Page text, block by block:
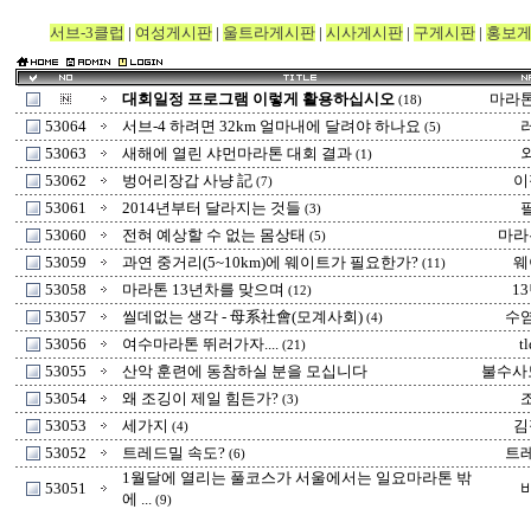
서브-3클럽 | 여성게시판| 울트라게시판| 시사게시판| 구게시판| 홍보
대회일정 프로그램 이렇게 활용하십시오 (18)
마라
53064
서브-4 하려면 32km 얼마내에 달려야 하나요 (5)
53063
새해에 열린 샤먼마라톤 대회 결과 (1)
53062
벙어리장갑 사냥 記 (7)
53061
2014년부터 달라지는 것들 (3)
53060
전혀 예상할 수 없는 몸상태 (5)
마
53059
과연 중거리(5~10km)에 웨이트가 필요한가? (11)
53058
마라톤 13년차를 맞으며 (12)
53057
씰데없는 생각 - 母系社會(모계사회) (4)
수
53056
여수마라톤 뛰러가자.... (21)
53055
산악 훈련에 동참하실 분을 모십니다
불수사
53054
왜 조깅이 제일 힘든가? (3)
53053
세가지 (4)
53052
트레드밀 속도? (6)
트
53051
1월달에 열리는 풀코스가 서울에서는 일요마라톤 밖
에 ... (9)